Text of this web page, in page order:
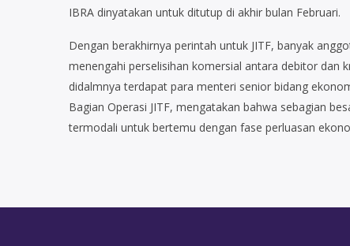
IBRA dinyatakan untuk ditutup di akhir bulan Februari.
Dengan berakhirnya perintah untuk JITF, banyak
menengahi perselisihan komersial antara debitor dan
didalmnya terdapat para menteri senior bidang
Bagian Operasi JITF, mengatakan bahwa sebagian
termodali untuk bertemu dengan fase perluasan